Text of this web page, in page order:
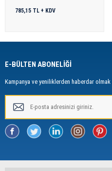
785,15 TL + KDV
E-BÜLTEN ABONELİĞİ
Kampanya ve yeniliklerden haberdar